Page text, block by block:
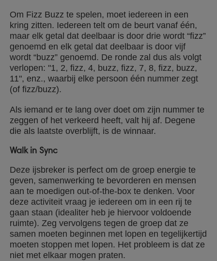
Om Fizz Buzz te spelen, moet iedereen in een
kring zitten. Iedereen telt om de beurt vanaf één,
maar elk getal dat deelbaar is door drie wordt “fizz”
genoemd en elk getal dat deelbaar is door vijf
wordt “buzz” genoemd. De ronde zal dus als volgt
verlopen: "1, 2, fizz, 4, buzz, fizz, 7, 8, fizz, buzz,
11", enz., waarbij elke persoon één nummer zegt
(of fizz/buzz).
Als iemand er te lang over doet om zijn nummer te
zeggen of het verkeerd heeft, valt hij af. Degene
die als laatste overblijft, is de winnaar.
Walk in Sync
Deze ijsbreker is perfect om de groep energie te
geven, samenwerking te bevorderen en mensen
aan te moedigen out-of-the-box te denken. Voor
deze activiteit vraag je iedereen om in een rij te
gaan staan (idealiter heb je hiervoor voldoende
ruimte). Zeg vervolgens tegen de groep dat ze
samen moeten beginnen met lopen en tegelijkertijd
moeten stoppen met lopen. Het probleem is dat ze
niet met elkaar mogen praten.